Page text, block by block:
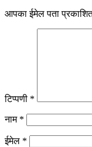
आपका ईमेल पता प्रकाशित
टिप्पणी *
नाम *
ईमेल *